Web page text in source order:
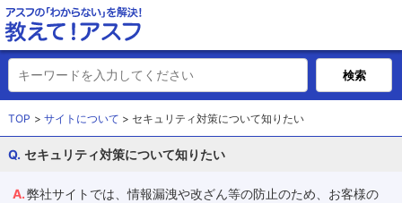
TOP サイトについて セキュリティ対策について知りたい
セキュリティ対策について知りたい
弊社サイトでは、情報漏洩や改ざん等の防止のため、お客様の